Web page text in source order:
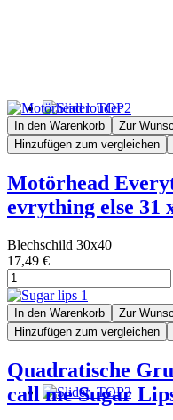
In den Warenkorb
Zur
Hinzufügen zum vergleichen
Motörhead
evrything else 31
Blechschild 30x40
17,49 €
In den Warenkorb
Zur
Hinzufügen zum vergleichen
Quadratische
call me Sugar